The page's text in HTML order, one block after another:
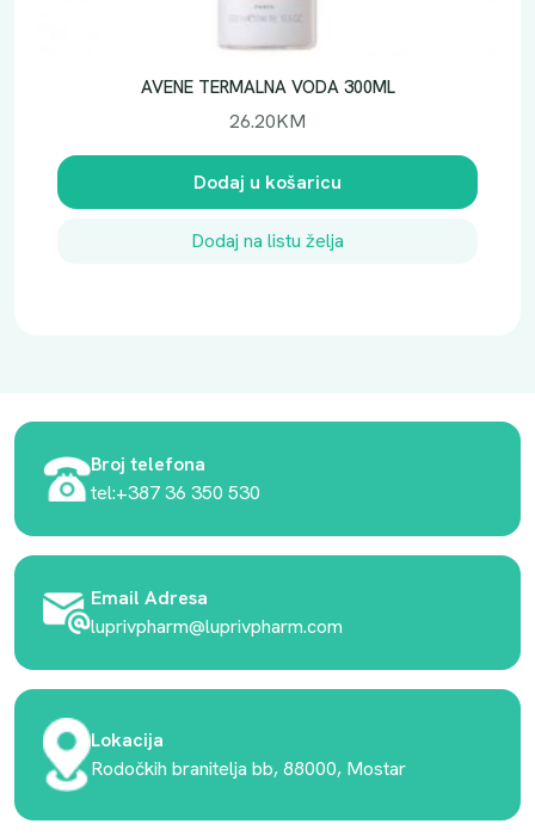
AVENE TERMALNA VODA 300ML
26.20KM
Dodaj u košaricu
Dodaj na listu želja
Broj telefona
tel:+387 36 350 530
Email Adresa
luprivpharm@luprivpharm.com
Lokacija
Rodočkih branitelja bb, 88000, Mostar